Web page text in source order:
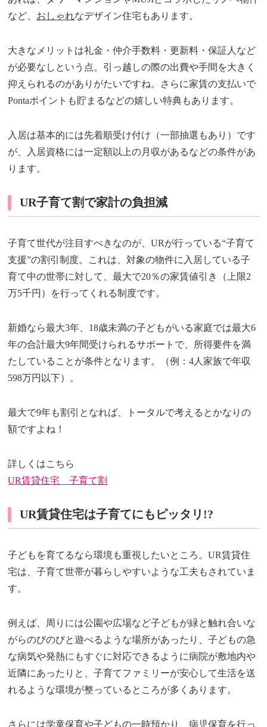
など、 おしゃれなデザイン住宅もあります。
大きなメリットは礼金・仲介手数料・更新料・保証人など
が必要なしという点。引っ越しの際の出費や手間を大きく
抑えられるのがありがたいですね。さらに家賃の支払いで
Pontaポイントも貯まるなどの嬉しい特典もあります。
入居は基本的には先着順受け付け（一部抽選もあり）です
が、入居資格には一定額以上の月収があるなどの条件があ
ります。
UR子育て割で家計の負担減
子育て世代が注目すべきなのが、URが行っている“子育て
支援”の割引制度。これは、対象の物件に入居している子
育て中の世帯に対して、最大で20％の家賃値引き（上限2
万5千円）を行ってくれる制度です。
新婚なら最大3年、18歳未満の子どもがいる家庭では最大6
年の合計最大9年間受けられるサポートで、所得要件を満
たしていることが条件となります。（例：4人家族で年収
598万円以下）。
最大で9年も割引となれば、トータルで考えるとかなりの
額ですよね！
詳しくはこちら
UR賃貸住宅 子育て割
UR賃貸住宅は子育てにもピッタリ!?
子どもを育てるなら環境も重視したいところ。UR賃貸住
宅は、子育て世帯が暮らしやすいような工夫もされていま
す。
例えば、周りには公園や広場など子どもが緑と触れ合いな
がらのびのびと遊べるような場所があったり、子どもの急
な病気や発熱にもすぐに対応できるように病院が敷地内や
近隣にあったりと、子育てファミリーが安心して生活を送
れるような環境が整っているところが多くあります。
さらには学童保育や子どもの一時預かり、病児保育を行っ